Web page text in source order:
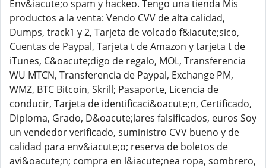
Env&iacute;o spam y hackeo. Tengo una tienda Mis
productos a la venta: Vendo CVV de alta calidad,
Dumps, track1 y 2, Tarjeta de volcado f&iacute;sico,
Cuentas de Paypal, Tarjeta t de Amazon y tarjeta t de
iTunes, C&oacute;digo de regalo, MOL, Transferencia
WU MTCN, Transferencia de Paypal, Exchange PM,
WMZ, BTC Bitcoin, Skrill; Pasaporte, Licencia de
conducir, Tarjeta de identificaci&oacute;n, Certificado,
Diploma, Grado, D&oacute;lares falsificados, euros Soy
un vendedor verificado, suministro CVV bueno y de
calidad para env&iacute;o; reserva de boletos de
avi&oacute;n; compra en l&iacute;nea ropa, sombrero,